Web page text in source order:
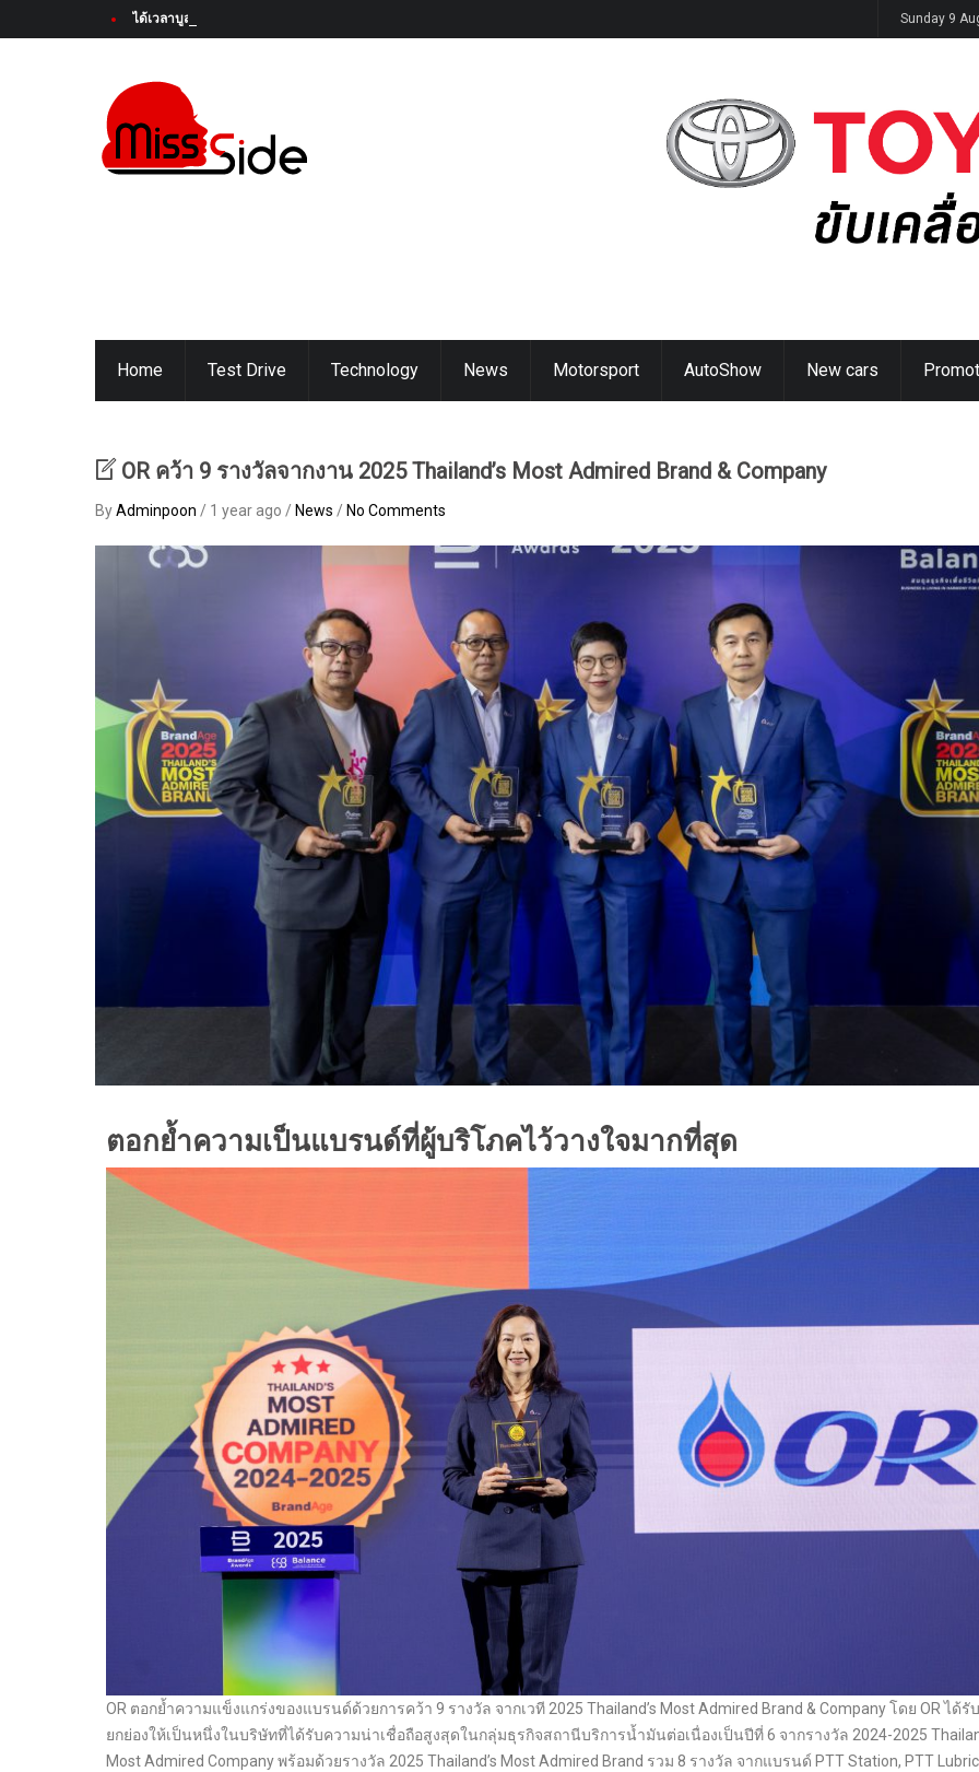
ได้เวลาบูสต์ความสนุกครั้งใหม่! Honda Super-ONE ใหม่ เตรียมเปิดตัวในไทย 14 ส.ค. นี้ Sunday 9
Home Test Drive Technology News Motorsport AutoShow New cars
OR คว้า 9 รางวัลจากงาน 2025 Thailand’s Most Admired Brand & Company
ByAdminpoon / 1 year ago / News / No Comments
ตอกย้ำความเป็นแบรนด์ที่ผู้บริโภคไว้วางใจมากที่สุด
OR ตอกย้ำความแข็งแกร่งของแบรนด์ด้วยการคว้า 9 รางวัล จากเวที 2025 Thailand’s Most Admired Brand & Company โดย OR ได้รั
ยกย่องให้เป็นหนึ่งในบริษัทที่ได้รับความน่าเชื่อถือสูงสุดในกลุ่มธุรกิจสถานีบริการน้ำมันต่อเนื่องเป็นปีที่ 6 จากรางวัล 2024-2025
Most Admired Company พร้อมด้วยรางวัล 2025 Thailand’s Most Admired Brand รวม 8 รางวัล จากแบรนด์ PTT Station, PTT